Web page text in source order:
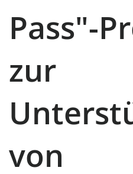
Pass"-
zur
von